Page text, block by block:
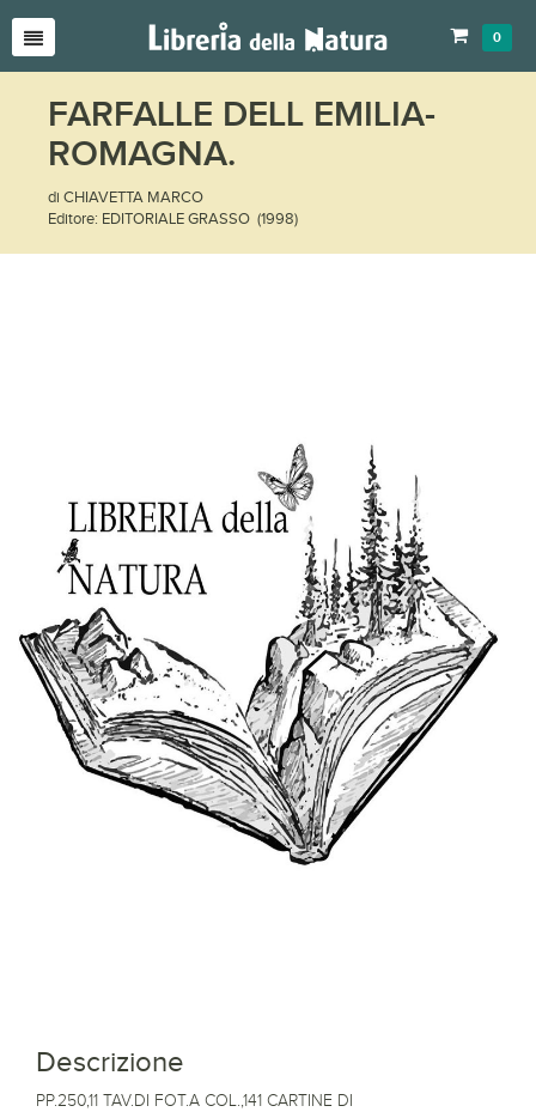
0
FARFALLE DELL EMILIA-
ROMAGNA.
di CHIAVETTA MARCO
Editore: EDITORIALE GRASSO (1998)
Descrizione
PP.250,11 TAV.DI FOT.A COL.,141 CARTINE DI